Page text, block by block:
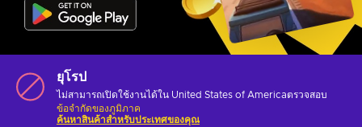
ยุโรป
ไม่สามารถเปิดใช้งานได้ใน United States of Americaตรวจสอบ
ข้อจำกัดของภูมิภาค
ค้นหาสินค้าสำหรับประเทศของคุณ